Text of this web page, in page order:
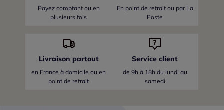
Payez comptant ou en
plusieurs fois
En point de retrait ou par La
Poste
Livraison partout
en France à domicile ou en
point de retrait
Service client
de 9h à 18h du lundi au
samedi